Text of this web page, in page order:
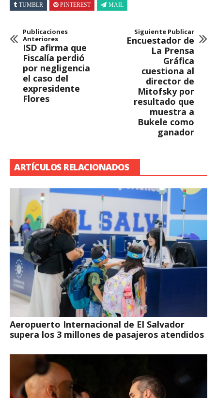
TUMBLR PINTEREST MAIL
Publicaciones
Anteriores
ISD afirma que
Fiscalía perdió
por negligencia
el caso del
expresidente
Flores
Siguiente Publicar
Encuestador de
La Prensa
Gráfica
cuestiona al
director de
Mitofsky por
resultado que
muestra a
Bukele como
ganador
ARTÍCULOS RELACIONADOS
Aeropuerto Internacional de El Salvador
supera los 3 millones de pasajeros atendidos